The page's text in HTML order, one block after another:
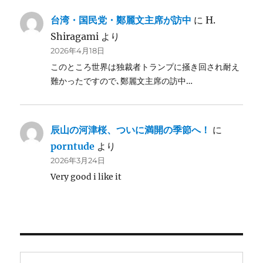
台湾・国民党・鄭麗文主席が訪中 にH.
Shiragami より
2026年4月18日
このところ世界は独裁者トランプに掻き回され耐え
難かったですので､鄭麗文主席の訪中…
辰山の河津桜、ついに満開の季節へ！ に
porntude より
2026年3月24日
Very good i like it